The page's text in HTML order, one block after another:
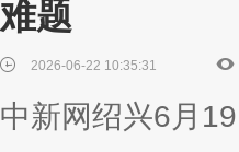
难题
2026-06-22 10:35:31
中新网绍兴6月